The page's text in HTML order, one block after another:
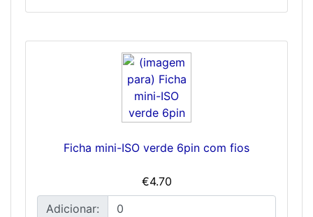
Ficha mini-ISO verde 6pin com fios
€4.70
Adicionar: